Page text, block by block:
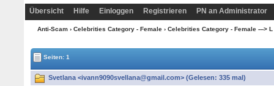
Übersicht Hilfe Einloggen Registrieren PN an Administrator
Anti-Scam› Celebrities Category - Female› Celebrities Category - Female ---> L
Seiten: 1
Svetlana <ivann9090svellana@gmail.com> (Gelesen: 335 mal)